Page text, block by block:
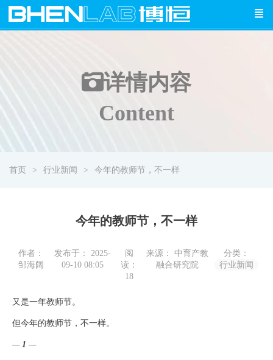
详情内容
Content
首页 行业新闻 今年的教师节，不一样
今年的教师节，不一样
作者：
邹海阔
发布于： 2025-
09-10 08:05
阅
读：
18
来源： 中育产教
融合研究院
分类：
行业新闻
又是一年教师节。
但今年的教师节，不一样。
— 1 —